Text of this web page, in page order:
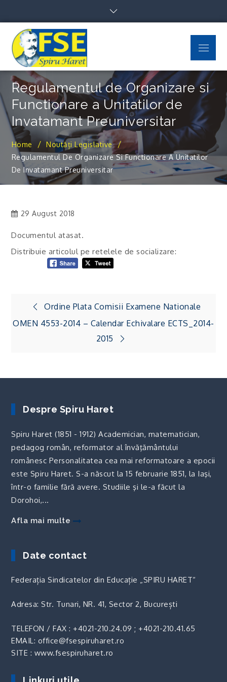
content
FSE Spiru Haret
Menu
Regulamentul de Organizare si
Functionare a Unitatilor de
Invatamant Preuniversitar
Home
Noutăți Legislative
Regulamentul De Organizare Si Functionare A Unitatilor
De Invatamant Preuniversitar
29 August 2018
Documentul atasat.
Distribuie articolul pe retelele de socializare:
Navigare
în
Ordine Plata Comisii Examene Nationale
OMEN 4553-2014 – Calendar Echivalare ECTS_2014-
2015
Despre Spiru Haret
Spiru Haret (1851 - 1912) Academician, matematician,
pedagog român, reformator al învăţământului
românesc Personalitatea cea mai reformatoare a epocii
este Spiru Haret. S-a născut la 15 februarie 1851, la Iaşi,
într-o familie fără avere. Studiile şi le-a făcut la
Dorohoi,...
Afla mai multe
Date contact
Federația Sindicatelor din Educație „SPIRU HARET“
Adresa: Str. Tunari, NR. 41, Sector 2, București
TELEFON / FAX :+4021-210.24.09 ;+4021-210.41.65
EMAIL: office@fsespiruharet.ro
SITE : www.fsespiruharet.ro